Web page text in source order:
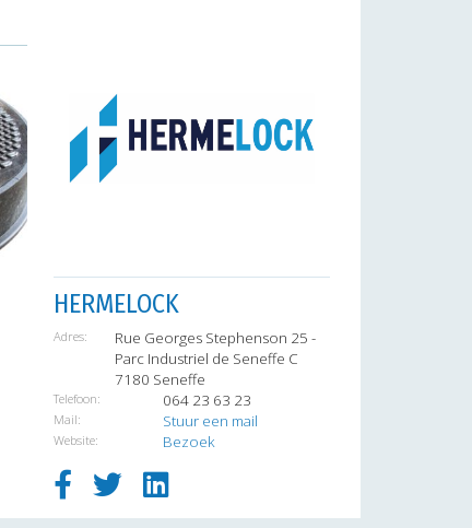
HERMELOCK
Adres:
Rue Georges Stephenson 25 -
Parc Industriel de Seneffe C
7180 Seneffe
Telefoon: 064 23 63 23
Mail: Stuur een mail
Website: Bezoek